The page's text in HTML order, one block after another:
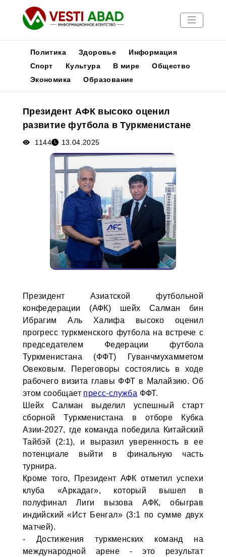
Новости
Медиа
Афиша
Политика Здоровье
Информация
Спорт
Культура В мире
Общество
Экономика
Образование
Президент АФК высоко оценил
развитие футбола в Туркменистане
1144 13.04.2025
Президент Азиатской футбольной
конфедерации (АФК) шейх Салман бин
Ибрагим Аль Халифа высоко оценил
прогресс туркменского футбола на встрече с
председателем Федерации футбола
Туркменистана (ФФТ) Гуванчмухамметом
Овековым. Переговоры состоялись в ходе
рабочего визита главы ФФТ в Малайзию. Об
этом сообщает пресс-служба ФФТ.
Шейх Салман выделил успешный старт
сборной Туркменистана в отборе Кубка
Азии-2027, где команда победила Китайский
Тайбэй (2:1), и выразил уверенность в ее
потенциале выйти в финальную часть
турнира.
Кроме того, Президент АФК отметил успехи
клуба «Аркадаг», который вышел в
полуфинал Лиги вызова АФК, обыграв
индийский «Ист Бенгал» (3:1 по сумме двух
матчей).
- Достижения туркменских команд на
международной арене - это результат